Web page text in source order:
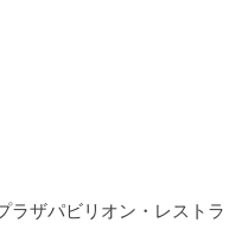
ラザパビリオン・レストラ